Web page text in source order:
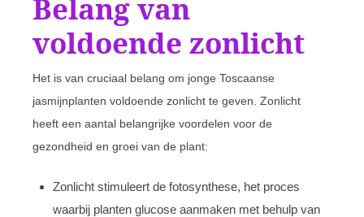
Belang van
voldoende zonlicht
Het is van cruciaal belang om jonge Toscaanse
jasmijnplanten voldoende zonlicht te geven. Zonlicht
heeft een aantal belangrijke voordelen voor de
gezondheid en groei van de plant:
Zonlicht stimuleert de fotosynthese, het proces
waarbij planten glucose aanmaken met behulp van